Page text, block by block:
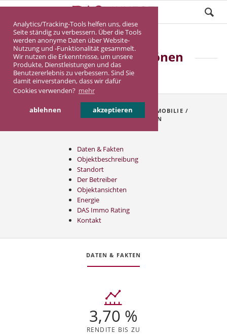
Analytics/Tracking-Tools helfen uns, diese
Seite ständig zu verbessern. Über die Tools
werden anonyme Daten über Website-
Nutzung und -Funktionalität gesammelt.
Wir nutzen die Erkenntnisse, um unsere
Produkte, Dienstleistungen und das
Benutzererlebnis zu verbessern. Sind Sie
damit einverstanden, dass wir dafür
Cookies verwenden? mehr
ablehnen akzeptieren
Pflegeimmobilie Bönen
verkauft!
INHALTSVERZEICHNIS DER PFLEGEIMMOBILIE /
NEUBAUIMMOBILIE IN BÖNEN
Daten & Fakten
Objektbeschreibung
Standort
Der Betreiber
Objektansichten
Energie
DAS Immo Rating
Kontakt
DATEN & FAKTEN
3,70 %
RENDITE BIS ZU